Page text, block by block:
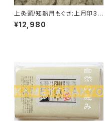
上灸頭/知熱用もぐさ:上月印30
0g
¥12,980